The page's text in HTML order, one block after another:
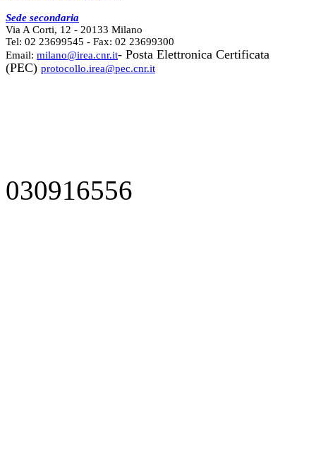
Sede secondaria
Via A Corti, 12 - 20133 Milano
Tel: 02 23699545 - Fax: 02 23699300
Email: milano@irea.cnr.it- Posta Elettronica Certificata
(PEC) protocollo.irea@pec.cnr.it
030916556